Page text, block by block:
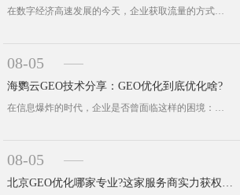
在数字经济高速发展的今天，企业获取流量的方式已不再局限于传统广告投放。随着搜索引擎优化(SEO)、生成式引擎优化(GEO)等技···
08-05
海鹦云GEO技术分享：GEO优化到底优化啥?
在信息爆炸的时代，企业是否曾面临这样的困境：精心制作的内容石沉大海，目标用户触达率持续低迷?当搜索引擎和AI助手成为用户获取信···
08-05
北京GEO优化哪家专业?这家服务商实力获权威认可!